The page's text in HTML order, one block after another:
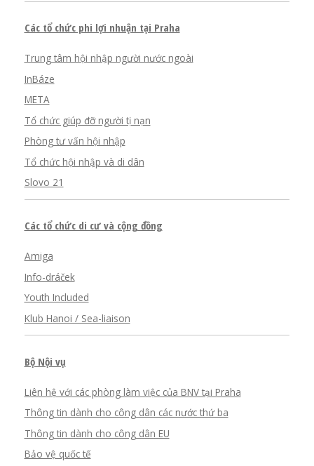
Các tổ chức phi lợi nhuận tại Praha
Trung tâm hội nhập người nước ngoài
InBáze
META
Tổ chức giúp đỡ người tị nạn
Phòng tư vấn hội nhập
Tổ chức hội nhập và di dân
Slovo 21
Các tổ chức di cư và cộng đồng
Amiga
Info-dráček
Youth Included
Klub Hanoi / Sea-liaison
Bộ Nội vụ
Liên hệ với các phòng làm việc của BNV tại Praha
Thông tin dành cho công dân các nước thứ ba
Thông tin dành cho công dân EU
Bảo vệ quốc tế